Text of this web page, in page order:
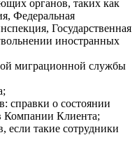
органов, таких как
Федеральная
Государственная
иностранных
миграционной службы
справки о состоянии
Компании Клиента;
если такие сотрудники